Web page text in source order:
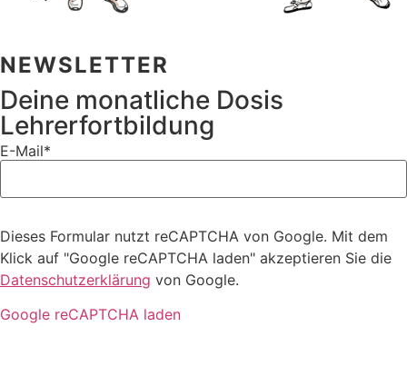
NEWSLETTER
Deine monatliche Dosis
Lehrerfortbildung
E-Mail*
Dieses Formular nutzt reCAPTCHA von Google. Mit dem
Klick auf "Google reCAPTCHA laden" akzeptieren Sie die
Datenschutzerklärung von Google.
Google reCAPTCHA laden